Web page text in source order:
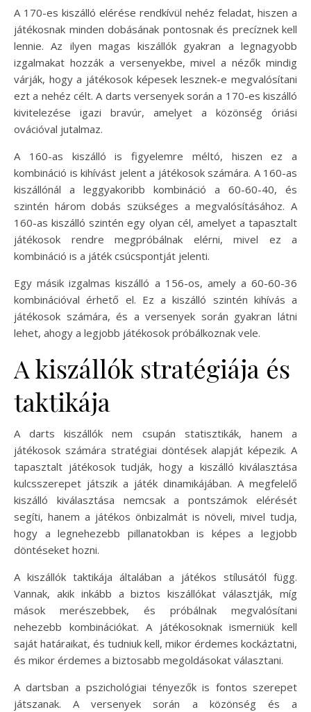
A 170-es kiszálló elérése rendkívül nehéz feladat, hiszen a
játékosnak minden dobásának pontosnak és precíznek kell
lennie. Az ilyen magas kiszállók gyakran a legnagyobb
izgalmakat hozzák a versenyekbe, mivel a nézők mindig
várják, hogy a játékosok képesek lesznek-e megvalósítani
ezt a nehéz célt. A darts versenyek során a 170-es kiszálló
kivitelezése igazi bravúr, amelyet a közönség óriási
ovációval jutalmaz.
A 160-as kiszálló is figyelemre méltó, hiszen ez a
kombináció is kihívást jelent a játékosok számára. A 160-as
kiszállónál a leggyakoribb kombináció a 60-60-40, és
szintén három dobás szükséges a megvalósításához. A
160-as kiszálló szintén egy olyan cél, amelyet a tapasztalt
játékosok rendre megpróbálnak elérni, mivel ez a
kombináció is a játék csúcspontját jelenti.
Egy másik izgalmas kiszálló a 156-os, amely a 60-60-36
kombinációval érhető el. Ez a kiszálló szintén kihívás a
játékosok számára, és a versenyek során gyakran látni
lehet, ahogy a legjobb játékosok próbálkoznak vele.
A kiszállók stratégiája és
taktikája
A darts kiszállók nem csupán statisztikák, hanem a
játékosok számára stratégiai döntések alapját képezik. A
tapasztalt játékosok tudják, hogy a kiszálló kiválasztása
kulcsszerepet játszik a játék dinamikájában. A megfelelő
kiszálló kiválasztása nemcsak a pontszámok elérését
segíti, hanem a játékos önbizalmát is növeli, mivel tudja,
hogy a legnehezebb pillanatokban is képes a legjobb
döntéseket hozni.
A kiszállók taktikája általában a játékos stílusától függ.
Vannak, akik inkább a biztos kiszállókat választják, míg
mások merészebbek, és próbálnak megvalósítani
nehezebb kombinációkat. A játékosoknak ismerniük kell
saját határaikat, és tudniuk kell, mikor érdemes kockáztatni,
és mikor érdemes a biztosabb megoldásokat választani.
A dartsban a pszichológiai tényezők is fontos szerepet
játszanak. A versenyek során a közönség és a